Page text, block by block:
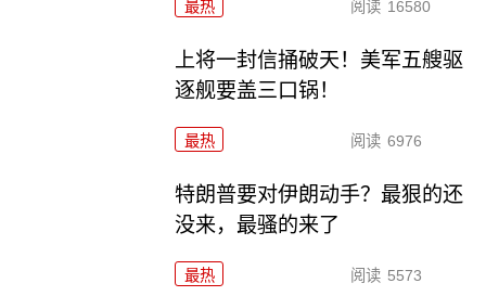
最热 阅读 16580
上将一封信捅破天！美军五艘驱
逐舰要盖三口锅！
最热 阅读 6976
特朗普要对伊朗动手？最狠的还
没来，最骚的来了
最热 阅读 5573